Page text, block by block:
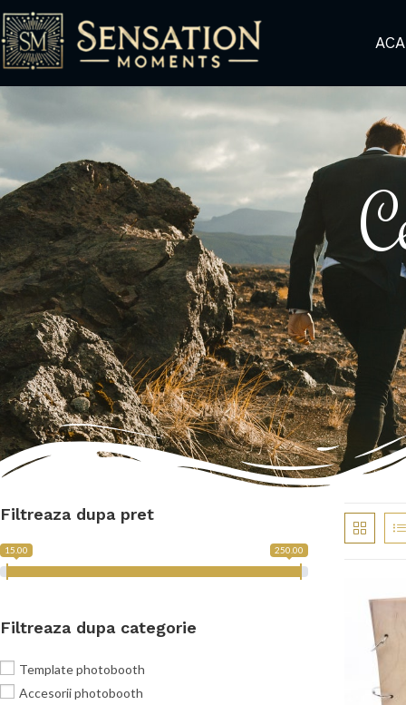
Filtreaza dupa pret
15.00 250.00
Filtreaza dupa categorie
Template photobooth
Accesorii photobooth